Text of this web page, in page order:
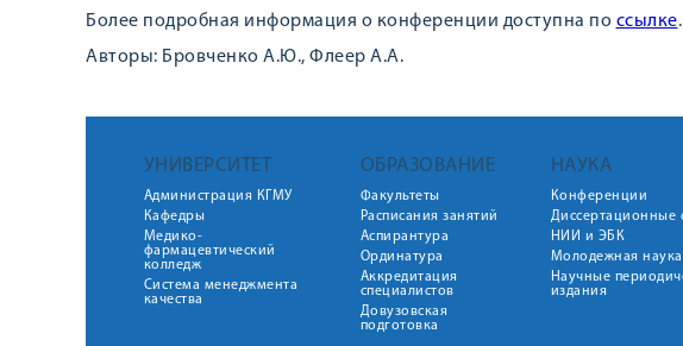
Более подробная информация о конференции доступна по ссылке.
Авторы: Бровченко А.Ю., Флеер А.А.
УНИВЕРСИТЕТ
Администрация КГМУ
Кафедры
Медико-
фармацевтический
колледж
Система менеджмента
качества
ОБРАЗОВАНИЕ
Факультеты
Расписания занятий
Аспирантура
Ординатура
Аккредитация
специалистов
Довузовская
подготовка
НАУКА
Конференции
Диссертационные
НИИ и ЭБК
Молодежная наука
Научные
издания